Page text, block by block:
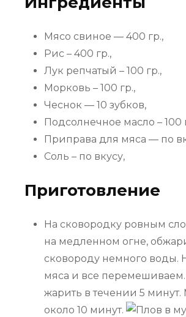
Мясо свиное — 400 гр.,
Рис – 400 гр.,
Лук репчатый – 100 гр.,
Морковь – 100 гр.,
Чеснок — 10 зубков,
Подсолнечное масло – 100
Приправа для мяса — по
Соль – по вкусу,
Приготовление
На сковородку ровным
на медленном огне,
сковороду немного воды.
мяса и все
жарить в течении 5
около 10 минут.